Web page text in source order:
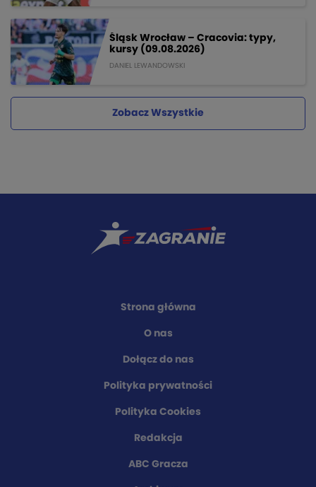
Śląsk Wrocław – Cracovia: typy,
kursy (09.08.2026)
DANIEL LEWANDOWSKI
Zobacz Wszystkie
Strona główna
O nas
Dołącz do nas
Polityka prywatności
Polityka Cookies
Redakcja
ABC Gracza